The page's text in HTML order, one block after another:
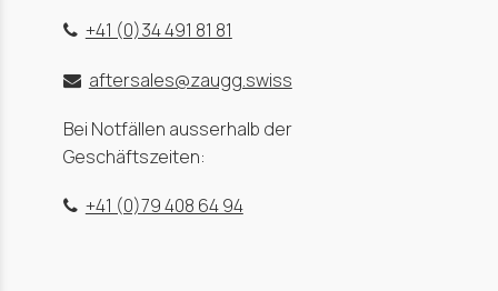
+41 (0)34 491 81 81
aftersales@zaugg.swiss
Bei Notfällen ausserhalb der
Geschäftszeiten:
+41 (0)79 408 64 94